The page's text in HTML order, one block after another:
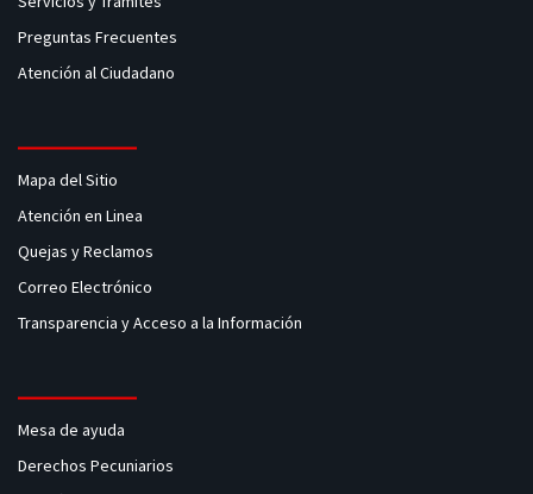
Preguntas Frecuentes
Atención al Ciudadano
Mapa del Sitio
Atención en Linea
Quejas y Reclamos
Correo Electrónico
Transparencia y Acceso a la Información
Mesa de ayuda
Derechos Pecuniarios